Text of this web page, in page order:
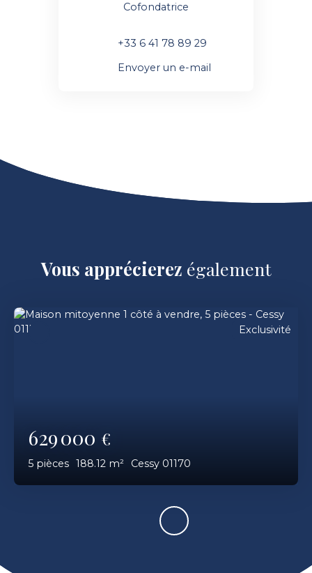
Cofondatrice
+33 6 41 78 89 29
Envoyer un e-mail
Vous apprécierez également
629 000 €
5 pièces 188.12 m² Cessy 01170
Exclusivité